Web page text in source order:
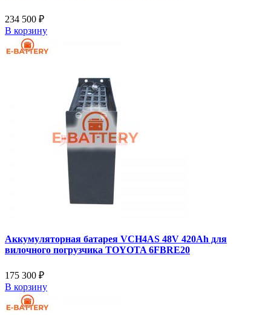
234 500 ₽
В корзину
Аккумуляторная батарея VCH4AS 48V 420Ah для
вилочного погрузчика TOYOTA 6FBRE20
175 300 ₽
В корзину